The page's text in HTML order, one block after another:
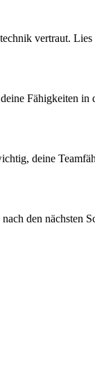
vertraut.
Fähigkeiten
deine
den